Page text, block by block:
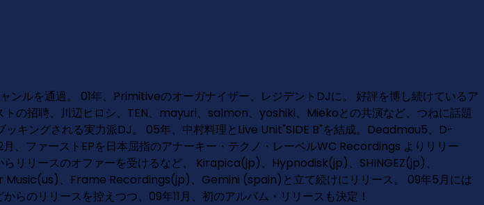
ルを通過。 01年、Primitiveのオーガナイザー、レジデントDJに。 好評を博し続けているア
の招聘、川辺ヒロシ、TEN、mayuri、salmon、yoshiki、Miekoとの共演など、つねに話題
キングされる実力派DJ。 05年、中村料理とLive Unit"SIDE B"を結成。Deadmau5、D-
ファーストEPを日本屈指のアナーキー・テクノ・レーベルWC Recordings よりリリー
リリースのオファーを受けるなど、 Kirapica(jp)、Hypnodisk(jp)、SHINGEZ(jp)、
、Frame Recordings(jp)、Gemini (spain)と立て続けにリリース。 09年5月には
のリリースを控えつつ、09年11月、初のアルバム・リリースも決定！